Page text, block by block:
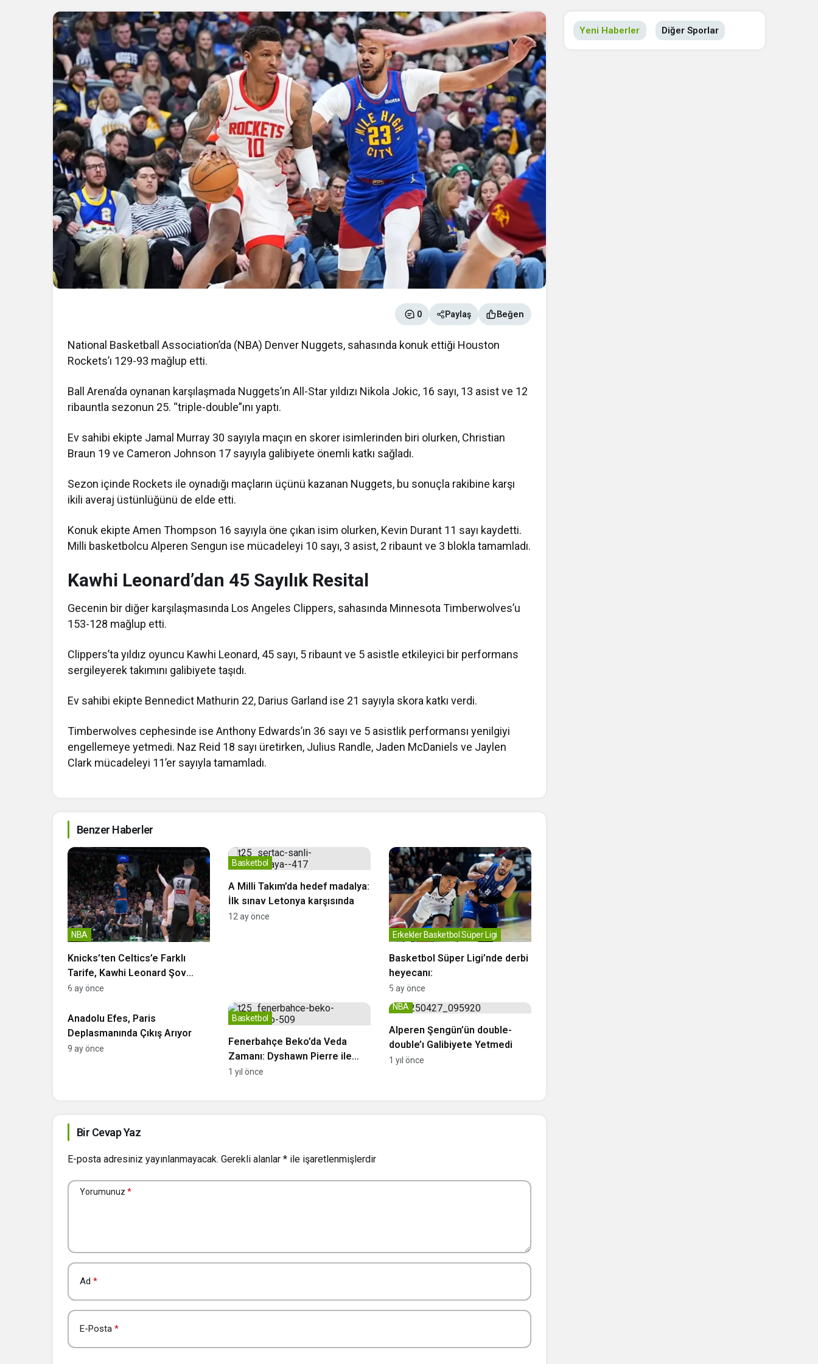
0 Paylaş Beğen
National Basketball Association’da (NBA) Denver Nuggets, sahasında konuk ettiği Houston
Rockets’ı 129-93 mağlup etti.
Ball Arena’da oynanan karşılaşmada Nuggets’ın All-Star yıldızı Nikola Jokic, 16 sayı, 13 asist ve 12
ribauntla sezonun 25. “triple-double”ını yaptı.
Ev sahibi ekipte Jamal Murray 30 sayıyla maçın en skorer isimlerinden biri olurken, Christian
Braun 19 ve Cameron Johnson 17 sayıyla galibiyete önemli katkı sağladı.
Sezon içinde Rockets ile oynadığı maçların üçünü kazanan Nuggets, bu sonuçla rakibine karşı
ikili averaj üstünlüğünü de elde etti.
Konuk ekipteAmen Thompson 16 sayıyla öne çıkan isim olurken, Kevin Durant 11 sayı kaydetti.
Milli basketbolcuAlperen Sengun ise mücadeleyi 10 sayı, 3 asist, 2 ribaunt ve 3 blokla tamamladı.
Kawhi Leonard’dan 45 Sayılık Resital
Gecenin bir diğer karşılaşmasında Los Angeles Clippers, sahasında Minnesota Timberwolves’u
153-128 mağlup etti.
Clippers’ta yıldız oyuncu Kawhi Leonard, 45 sayı, 5 ribaunt ve 5 asistle etkileyici bir performans
sergileyerek takımını galibiyete taşıdı.
Ev sahibi ekipte Bennedict Mathurin 22, Darius Garland ise 21 sayıyla skora katkı verdi.
Timberwolves cephesinde iseAnthony Edwards’ın 36 sayı ve 5 asistlik performansı yenilgiyi
engellemeye yetmedi. Naz Reid 18 sayı üretirken, Julius Randle, Jaden McDaniels ve Jaylen
Clark mücadeleyi 11’er sayıyla tamamladı.
Benzer Haberler
Knicks’ten Celtics’e Farklı
Tarife, Kawhi Leonard Şov
Yaptı
NBA
6 ay önce
A Milli Takım’da hedef madalya:
İlk sınav Letonya karşısında
Basketbol
12 ay önce
Basketbol Süper Ligi’nde derbi
heyecanı:
Erkekler Basketbol Süper Ligi
5 ay önce
Anadolu Efes, Paris
Deplasmanında Çıkış Arıyor
Euroleague
9 ay önce
Fenerbahçe Beko’da Veda
Zamanı: Dyshawn Pierre ile
Yollar Ayrıldı
Basketbol
1 yıl önce
Alperen Şengün’ün double-
double’ı Galibiyete Yetmedi
NBA
1 yıl önce
Bir Cevap Yaz
E-posta adresiniz yayınlanmayacak. Gerekli alanlar * ile işaretlenmişlerdir
Yorumunuz *
Ad *
E-Posta *
Yeni Haberler Diğer Sporlar